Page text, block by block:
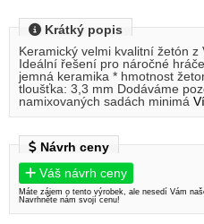
Krátký popis
Keramický velmi kvalitní žetón z
Ideální řešení pro náročné
jemná keramika * hmotnost
tloušťka: 3,3 mm Dodáváme
namixovaných sadách minimá
Návrh ceny
Váš návrh ceny
Máte zájem o tento výrobek, ale nesedí Vám
Navrhněte nám svojí cenu!